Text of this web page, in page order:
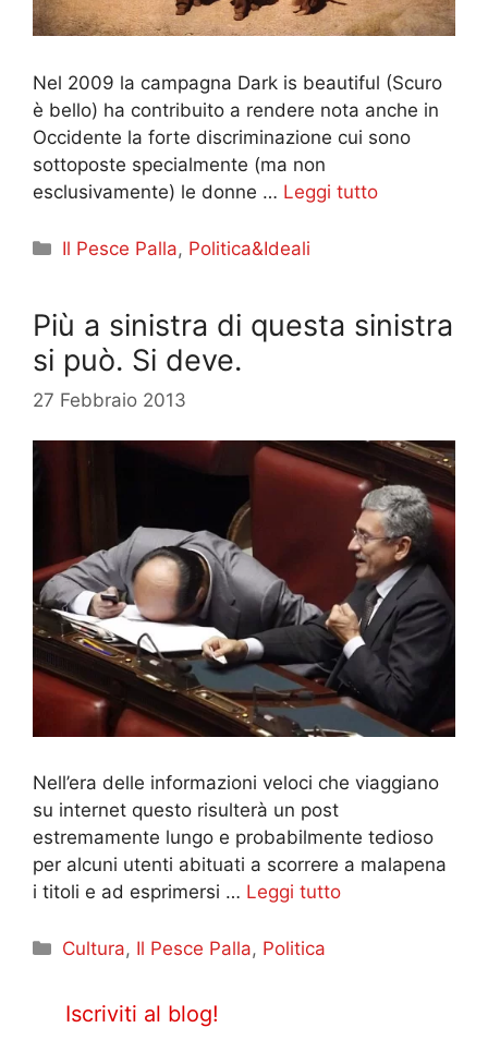
Nel 2009 la campagna Dark is beautiful (Scuro
è bello) ha contribuito a rendere nota anche in
Occidente la forte discriminazione cui sono
sottoposte specialmente (ma non
esclusivamente) le donne … Leggi tutto
Categorie
Il Pesce Palla, Politica&Ideali
Più a sinistra di questa sinistra
si può. Si deve.
27 Febbraio 2013
Nell’era delle informazioni veloci che viaggiano
su internet questo risulterà un post
estremamente lungo e probabilmente tedioso
per alcuni utenti abituati a scorrere a malapena
i titoli e ad esprimersi … Leggi tutto
Categorie
Cultura, Il Pesce Palla, Politica
Iscriviti al blog!